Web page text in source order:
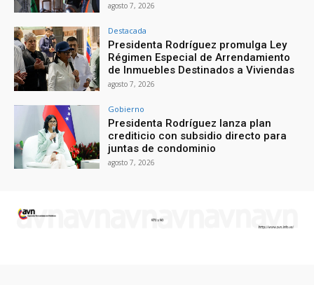
agosto 7, 2026
Destacada
Presidenta Rodríguez promulga Ley
Régimen Especial de Arrendamiento
de Inmuebles Destinados a Viviendas
agosto 7, 2026
Gobierno
Presidenta Rodríguez lanza plan
crediticio con subsidio directo para
juntas de condominio
agosto 7, 2026